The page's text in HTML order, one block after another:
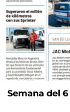
Semana del